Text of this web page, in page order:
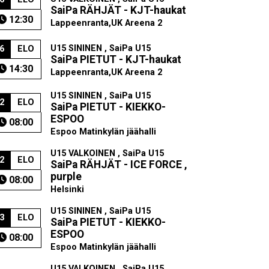
12:30
SaiPa RÄHJÄT - KJT-haukat
Lappeenranta,UK Areena 2
ELO
14:30
U15 SININEN , SaiPa U15
SaiPa PIETUT - KJT-haukat
Lappeenranta,UK Areena 2
ELO
08:00
U15 SININEN , SaiPa U15
SaiPa PIETUT - KIEKKO-
ESPOO
Espoo Matinkylän jäähalli
ELO
08:00
U15 VALKOINEN , SaiPa U15
SaiPa RÄHJÄT - ICE FORCE ,
purple
Helsinki
ELO
08:00
U15 SININEN , SaiPa U15
SaiPa PIETUT - KIEKKO-
ESPOO
Espoo Matinkylän jäähalli